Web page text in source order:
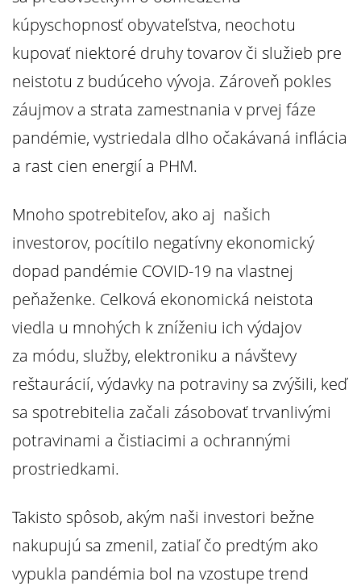
kúpyschopnosť obyvateľstva, neochotu
kupovať niektoré druhy tovarov či služieb pre
neistotu z budúceho vývoja. Zároveň pokles
záujmov a strata zamestnania v prvej fáze
pandémie, vystriedala dlho očakávaná inflácia
a rast cien energií a PHM.
Mnoho spotrebiteľov, ako aj našich
investorov, pocítilo negatívny ekonomický
dopad pandémie COVID-19 na vlastnej
peňaženke. Celková ekonomická neistota
viedla u mnohých k zníženiu ich výdajov
za módu, služby, elektroniku a návštevy
reštaurácií, výdavky na potraviny sa zvýšili, keď
sa spotrebitelia začali zásobovať trvanlivými
potravinami a čistiacimi a ochrannými
prostriedkami.
Takisto spôsob, akým naši investori bežne
nakupujú sa zmenil, zatiaľ čo predtým ako
vypukla pandémia bol na vzostupe trend